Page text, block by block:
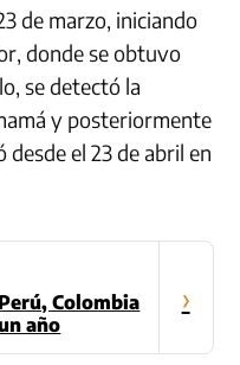
de marzo, iniciando
donde se obtuvo
se detectó la
y posteriormente
desde el 23 de abril en
Colombia
año
›